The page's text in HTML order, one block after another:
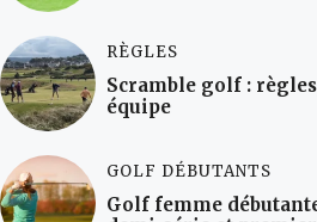
RÈGLES
Scramble golf :
équipe
GOLF DÉBUTANTS
Golf femme